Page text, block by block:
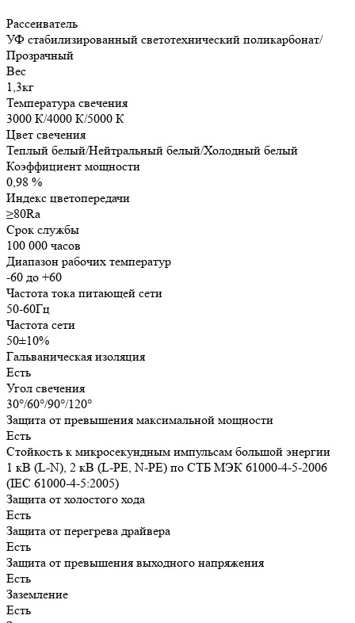
Рассеиватель
УФ стабилизированный светотехнический поликарбонат/
Прозрачный
Вес
1,3кг
Температура свечения
3000 К/4000 К/5000 К
Цвет свечения
Теплый белый/Нейтральный белый/Холодный белый
Коэффициент мощности
0,98 %
Индекс цветопередачи
≥80Ra
Срок службы
100 000 часов
Диапазон рабочих температур
-60 до +60
Частота тока питающей сети
50-60Гц
Частота сети
50±10%
Гальваническая изоляция
Есть
Угол свечения
30°/60°/90°/120°
Защита от превышения максимальной мощности
Есть
Стойкость к микросекундным импульсам большой энергии
1 кВ (L-N), 2 кВ (L-PE, N-PE) по СТБ МЭК 61000-4-5-2006
(IEC 61000-4-5:2005)
Защита от холостого хода
Есть
Защита от перегрева драйвера
Есть
Защита от превышения выходного напряжения
Есть
Заземление
Есть